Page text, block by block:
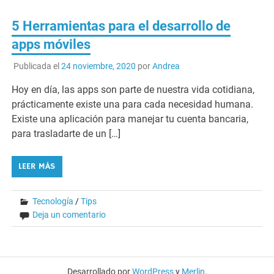
5 Herramientas para el desarrollo de
apps móviles
Publicada el 24 noviembre, 2020 porAndrea
Hoy en día, las apps son parte de nuestra vida cotidiana,
prácticamente existe una para cada necesidad humana.
Existe una aplicación para manejar tu cuenta bancaria,
para trasladarte de un […]
LEER MÁS
Tecnología /Tips
Deja un comentario
Desarrollado porWordPressy Merlin.